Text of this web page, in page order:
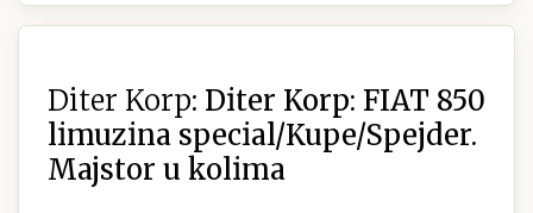
Diter Korp: Diter Korp: FIAT 850
limuzina special/Kupe/Spejder.
Majstor u kolima